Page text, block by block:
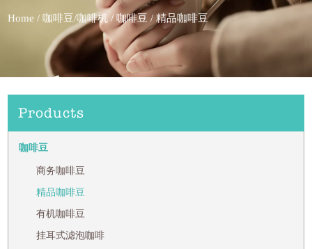
Home / 咖啡豆/咖啡机/咖啡豆 /精品咖啡豆
Products
咖啡豆
商务咖啡豆
精品咖啡豆
有机咖啡豆
挂耳式滤泡咖啡